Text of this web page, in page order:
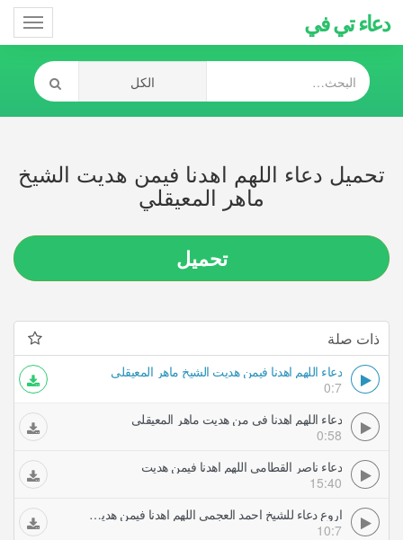
دعاء تي في
تحميل دعاء اللهم اهدنا فيمن هديت الشيخ
ماهر المعيقلي
تحميل
ذات صلة
دعاء اللهم اهدنا فيمن هديت الشيخ ماهر المعيقلي
0:7
دعاء اللهم اهدنا في من هديت ماهر المعيقلي
0:58
دعاء ناصر القطامي اللهم اهدنا فيمن هديت
15:40
اروع دعاء للشيخ احمد العجمي اللهم اهدنا فيمن هديت وبارك لنا فيما أعطيت
10:7